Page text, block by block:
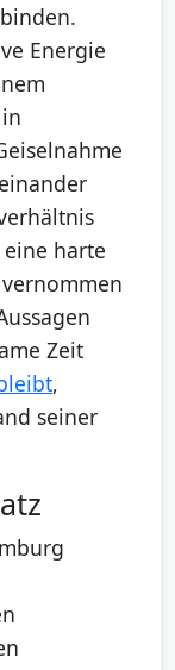
Energie
harte
Zeit
,
seiner